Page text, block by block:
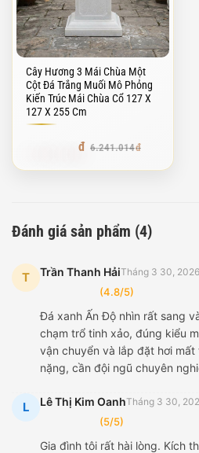
Cây Hương 3 Mái Chùa Một
Cột Đá Trắng Muối Mô Phỏng
Kiến Trúc Mái Chùa Cổ 127 X
127 X 255 Cm
6.241.014
Đánh giá sản phẩm (4)
T Trần Thanh HảiTháng 3 30, 2026
(4.8/5)
Đá xanh Ấn Độ nhìn rất sang
chạm trổ tinh xảo, đúng kiểu
vận chuyển và lắp đặt hơi mất
nặng, cần đội ngũ chuyên
L Lê Thị Kim OanhTháng 3 30,
(5/5)
Gia đình tôi rất hài lòng. Kích